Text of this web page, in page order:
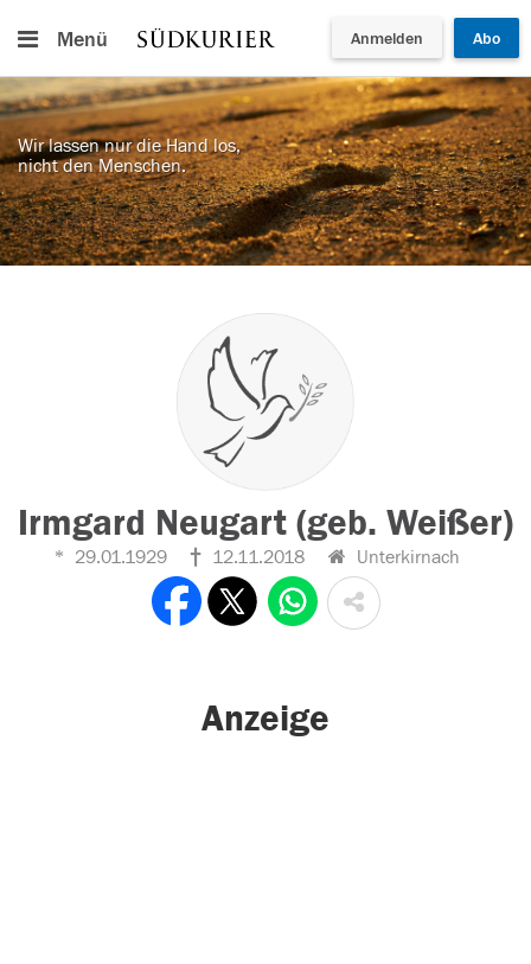
Menü Anmelden Abo
Wir lassen nur die Hand los,
nicht den Menschen.
Irmgard Neugart (geb. Weißer)
29.01.1929 12.11.2018 Unterkirnach
Anzeige